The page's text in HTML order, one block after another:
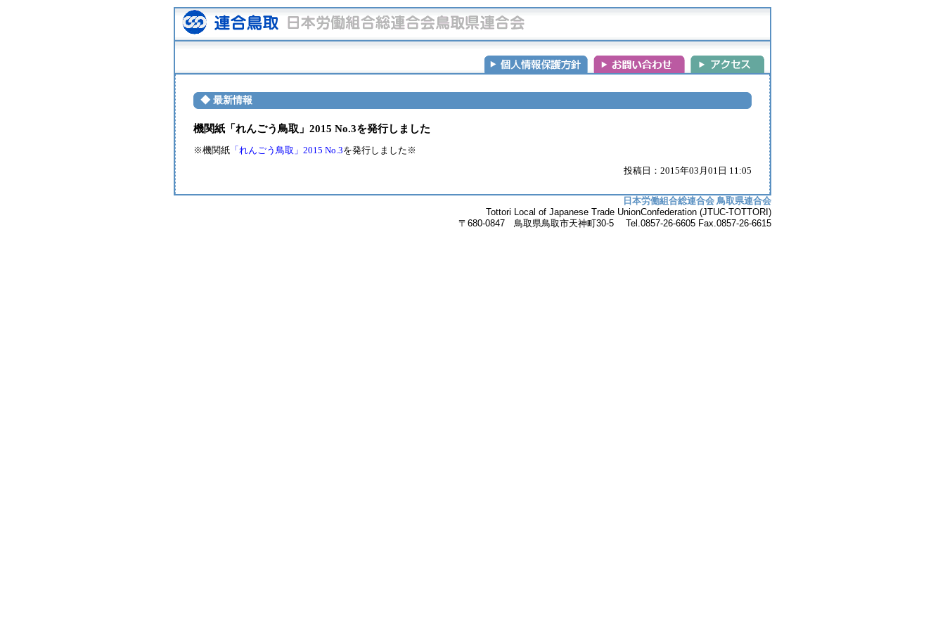
◆ 最新情報
機関紙「れんごう鳥取」2015 No.3を発行しました
※機関紙 「れんごう鳥取」2015 No.3を発行しました※
投稿日：2015年03月01日 11:05
日本労働組合総連合会 鳥取県連合会
Tottori Local of Japanese Trade UnionConfederation (JTUC-TOTTORI)
〒680-0847 鳥取県鳥取市天神町30-5 Tel.0857-26-6605 Fax.0857-26-6615